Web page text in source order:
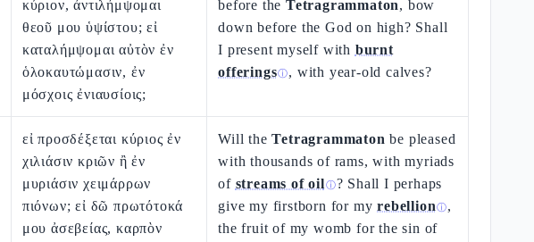
κύριον, ἀντιλήμψομαι
θεοῦ μου ὑψίστου; εἰ
καταλήμψομαι αὐτὸν ἐν
ὁλοκαυτώμασιν, ἐν
μόσχοις ἐνιαυσίοις;
before theTetragrammaton, bow
down before the God on high? Shall
I present myself with burnt
offeringsⓘ, with year-old calves?
εἰ προσδέξεται κύριος ἐν
χιλιάσιν κριῶν ἢ ἐν
μυριάσιν χειμάρρων
πιόνων; εἰ δῶ πρωτότοκά
μου ἀσεβείας, καρπὸν
Will theTetragrammaton be pleased
with thousands of rams, with myriads
of streams of oilⓘ? Shall I perhaps
give my firstborn for myrebellion ⓘ,
the fruit of my womb for the sin of